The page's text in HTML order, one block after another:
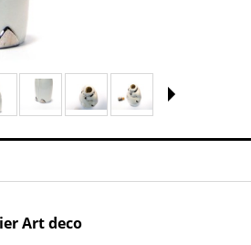
Art deco